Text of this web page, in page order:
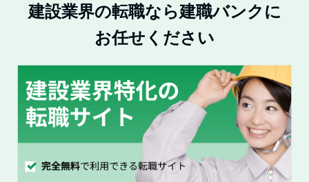
建設業界の転職なら建職バンクに
お任せください